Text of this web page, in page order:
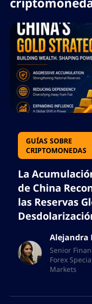
GUÍAS SOBRE
CRIPTOMONEDAS
La
de China
las Reservas
Alejandra
Senior
Forex
Markets